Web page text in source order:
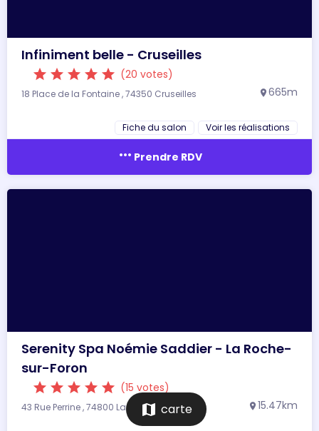
Infiniment belle - Cruseilles
star star star star star (20 votes)
18 Place de la Fontaine , 74350 Cruseilles location_on 665m
Fiche du salon Voir les réalisations
more_horiz Prendre RDV
Serenity Spa Noémie Saddier - La Roche-
sur-Foron
star star star star star (15 votes)
43 Rue Perrine , 74800 La Roche-sur-Foron location_on 15.47km
map carte